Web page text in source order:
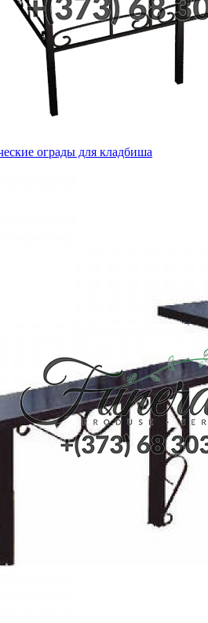
ограды для кладбиша